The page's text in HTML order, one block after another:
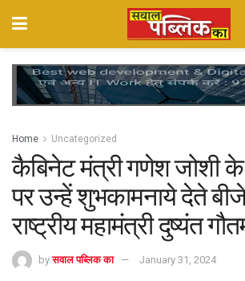
Home Uncategorized
कैबिनेट मंत्री गणेश जोशी
पर उन्हें शुभकामनाये देते
राष्ट्रीय महामंत्री दुष्यंत
by सवाल पब्लिक का January 31, 2024